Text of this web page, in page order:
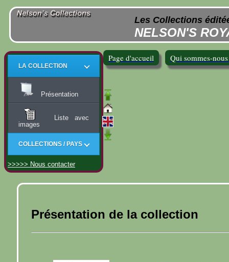
Les Collections
NELSON'S
LA COLLECTION
Présentation
Liste avec
images
COLLECTIONS / PAYS
>>>>> Nous contacter
Présentation de la collection
Page d'accueil Qui sommes-